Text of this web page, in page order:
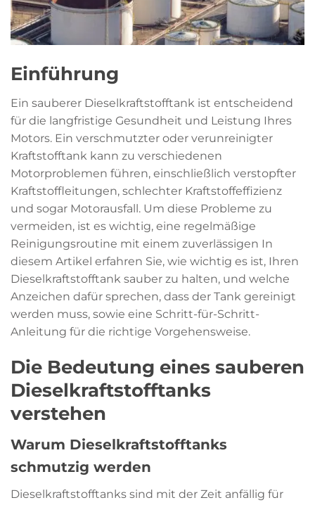
Einführung
Ein sauberer Dieselkraftstofftank ist entscheidend
für die langfristige Gesundheit und Leistung Ihres
Motors. Ein verschmutzter oder verunreinigter
Kraftstofftank kann zu verschiedenen
Motorproblemen führen, einschließlich verstopfter
Kraftstoffleitungen, schlechter Kraftstoffeffizienz
und sogar Motorausfall. Um diese Probleme zu
vermeiden, ist es wichtig, eine regelmäßige
Reinigungsroutine mit einem zuverlässigen In
diesem Artikel erfahren Sie, wie wichtig es ist, Ihren
Dieselkraftstofftank sauber zu halten, und welche
Anzeichen dafür sprechen, dass der Tank gereinigt
werden muss, sowie eine Schritt-für-Schritt-
Anleitung für die richtige Vorgehensweise.
Die Bedeutung eines sauberen
Dieselkraftstofftanks
verstehen
Warum Dieselkraftstofftanks
schmutzig werden
Dieselkraftstofftanks sind mit der Zeit anfällig für